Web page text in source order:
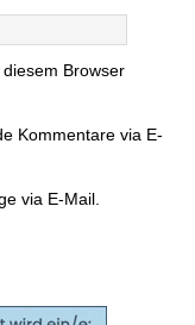
Browser
Kommentare via E-
via E-Mail.